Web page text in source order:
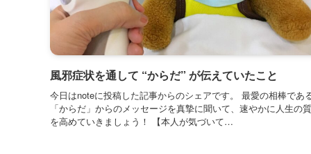
風邪症状を通して “からだ” が伝えていたこと
今日はnoteに投稿した記事からのシェアです。 最愛の相棒であ
「からだ」からのメッセージを真摯に聞いて、速やかに人生の質
を高めていきましょう！ 【本人が気づいて…